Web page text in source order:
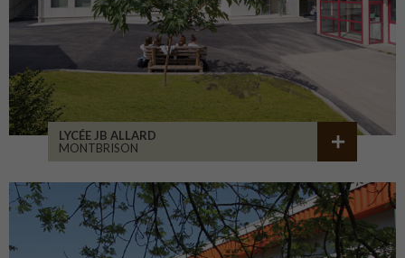
LYCÉE JB ALLARD
MONTBRISON